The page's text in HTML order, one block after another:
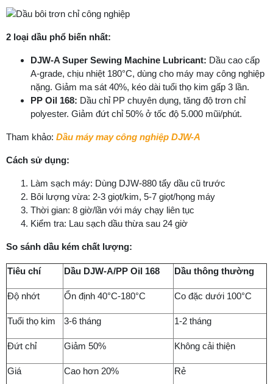
2 loại dầu phổ biến nhất:
DJW-A Super Sewing Machine Lubricant: Dầu cao cấp
A-grade, chịu nhiệt 180°C, dùng cho máy may công nghiệp
nặng. Giảm ma sát 40%, kéo dài tuổi thọ kim gấp 3 lần.
PP Oil 168: Dầu chỉ PP chuyên dụng, tăng độ trơn chỉ
polyester. Giảm đứt chỉ 50% ở tốc độ 5.000 mũi/phút.
Tham khảo: Dầu máy may công nghiệp DJW-A
Cách sử dụng:
Làm sạch máy: Dùng DJW-880 tẩy dầu cũ trước
Bôi lượng vừa: 2-3 giọt/kim, 5-7 giọt/họng máy
Thời gian: 8 giờ/lần với máy chạy liên tục
Kiểm tra: Lau sạch dầu thừa sau 24 giờ
So sánh dầu kém chất lượng:
Tiêu chí Dầu DJW-A/PP Oil 168 Dầu thông thường
Độ nhớt Ổn định 40°C-180°C Co đặc dưới 100°C
Tuổi thọ kim 3-6 tháng 1-2 tháng
Đứt chỉ Giảm 50% Không cải thiện
Giá Cao hơn 20% Rẻ